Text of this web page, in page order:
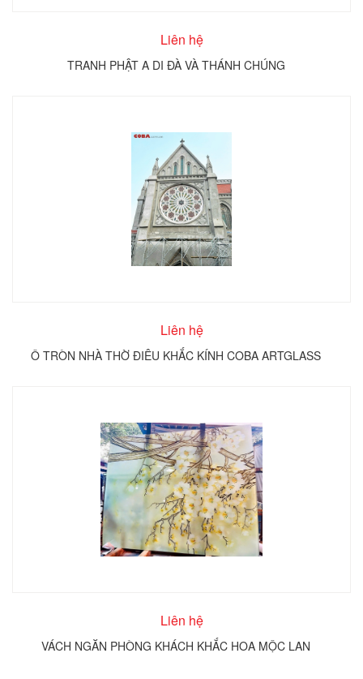
Liên hệ
TRANH PHẬT A DI ĐÀ VÀ THÁNH CHÚNG
Liên hệ
Ô TRÒN NHÀ THỜ ĐIÊU KHẮC KÍNH COBA ARTGLASS
Liên hệ
VÁCH NGĂN PHÒNG KHÁCH KHẮC HOA MỘC LAN